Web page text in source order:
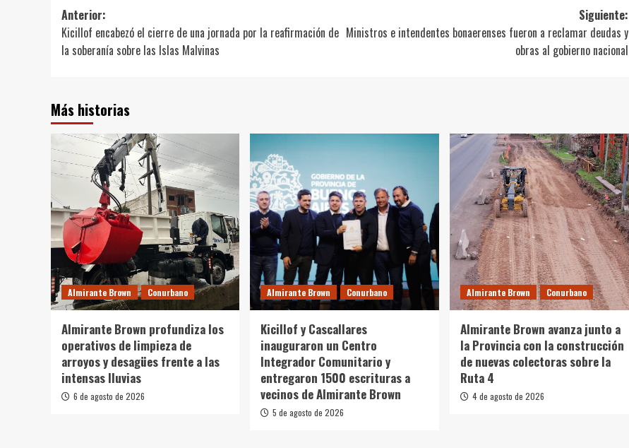
Navegación
de
entradas
Anterior:
Kicillof encabezó el cierre de una jornada por la reafirmación de
la soberanía sobre las Islas Malvinas
Siguiente:
Ministros e intendentes bonaerenses fueron a reclamar deudas y
obras al gobierno nacional
Más historias
Almirante Brown Conurbano
Almirante Brown profundiza los
operativos de limpieza de
arroyos y desagües frente a las
intensas lluvias
6 de agosto de 2026
Almirante Brown Conurbano
Kicillof y Cascallares
inauguraron un Centro
Integrador Comunitario y
entregaron 1500 escrituras a
vecinos de Almirante Brown
5 de agosto de 2026
Almirante Brown Conurbano
Almirante Brown avanza junto a
la Provincia con la construcción
de nuevas colectoras sobre la
Ruta 4
4 de agosto de 2026